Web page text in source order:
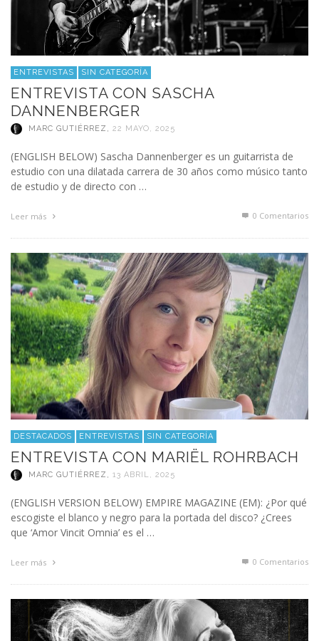
ENTREVISTAS SIN CATEGORÍA
ENTREVISTA CON SASCHA
DANNENBERGER
MARC GUTIÉRREZ , 22 MAYO, 2025
(ENGLISH BELOW) Sascha Dannenberger es un guitarrista de
estudio con una dilatada carrera de 30 años como músico tanto
de estudio y de directo con …
Leer más 0 Comentarios
DESTACADOS ENTREVISTAS SIN CATEGORÍA
ENTREVISTA CON MARIËL ROHRBACH
MARC GUTIÉRREZ , 13 ABRIL, 2025
(ENGLISH VERSION BELOW) EMPIRE MAGAZINE (EM): ¿Por qué
escogiste el blanco y negro para la portada del disco? ¿Crees
que ‘Amor Vincit Omnia’ es el …
Leer más 0 Comentarios